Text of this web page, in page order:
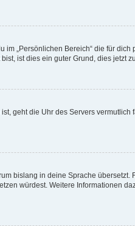
„Persönlichen Bereich“ die für
ist dies ein guter Grund, dies jetzt zu
geht die Uhr des Servers
bislang in deine Sprache
würdest. Weitere Informationen